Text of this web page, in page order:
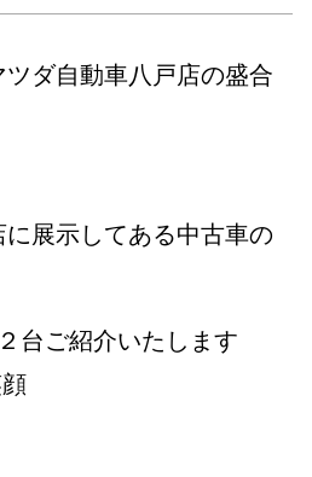
ダ自動車八戸店の盛合
に展示してある中古車の
台ご紹介いたします